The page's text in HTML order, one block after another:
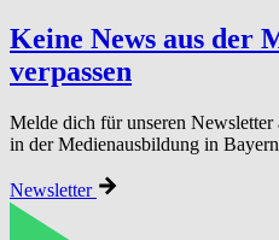
Keine News aus der
verpassen
Melde dich für unseren Newsletter
in der Medienausbildung in
Newsletter